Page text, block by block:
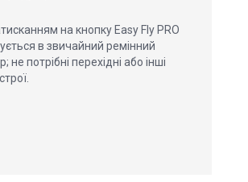
на кнопку Easy Fly PRO
в звичайний ремінний
не потрібні перехідні або інші